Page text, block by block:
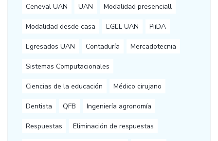
Ceneval UAN UAN Modalidad presenciall
Modalidad desde casa EGEL UAN PiiDA
Egresados UAN Contaduría Mercadotecnia
Sistemas Computacionales
Ciencias de la educación Médico cirujano
Dentista QFB Ingeniería agronomía
Respuestas Eliminación de respuestas